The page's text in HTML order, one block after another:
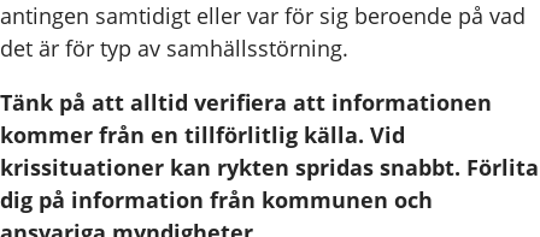
antingen samtidigt eller var för sig beroende på vad
det är för typ av samhällsstörning.
Tänk på att alltid verifiera att informationen
kommer från en tillförlitlig källa. Vid
krissituationer kan rykten spridas snabbt. Förlita
dig på information från kommunen och